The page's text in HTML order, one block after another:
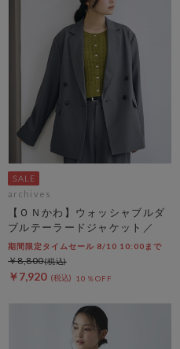
archives
【ＯＮかわ】ウォッシャブルダ
ブルテーラードジャケット／
期間限定タイムセール 8/10 10:00まで
￥7,920 10％OFF
￥8,800